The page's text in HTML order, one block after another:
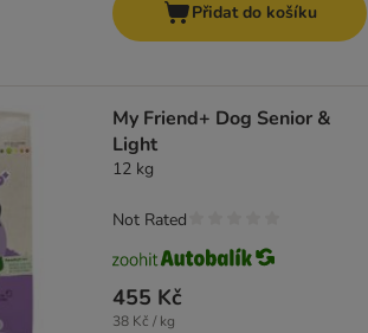
Přidat do košíku
My Friend+ Dog Senior &
Light
12 kg
455 Kč
38 Kč / kg
Not Rated